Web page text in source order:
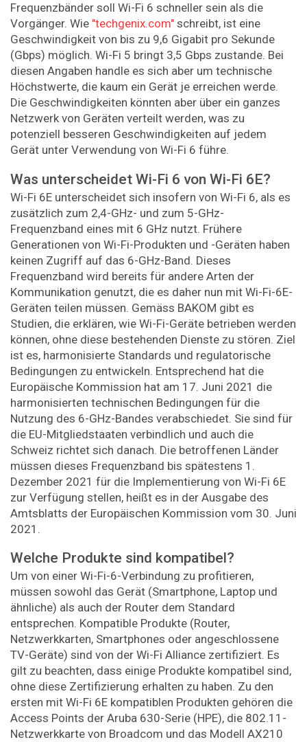
Frequenzbänder soll Wi-Fi 6 schneller sein als die
Vorgänger. Wie "techgenix.com" schreibt, ist eine
Geschwindigkeit von bis zu 9,6 Gigabit pro Sekunde
(Gbps) möglich. Wi-Fi 5 bringt 3,5 Gbps zustande. Bei
diesen Angaben handle es sich aber um technische
Höchstwerte, die kaum ein Gerät je erreichen werde.
Die Geschwindigkeiten könnten aber über ein ganzes
Netzwerk von Geräten verteilt werden, was zu
potenziell besseren Geschwindigkeiten auf jedem
Gerät unter Verwendung von Wi-Fi 6 führe.
Was unterscheidet Wi-Fi 6 von Wi-Fi 6E?
Wi-Fi 6E unterscheidet sich insofern von Wi-Fi 6, als es
zusätzlich zum 2,4-GHz- und zum 5-GHz-
Frequenzband eines mit 6 GHz nutzt. Frühere
Generationen von Wi-Fi-Produkten und -Geräten haben
keinen Zugriff auf das 6-GHz-Band. Dieses
Frequenzband wird bereits für andere Arten der
Kommunikation genutzt, die es daher nun mit Wi-Fi-6E-
Geräten teilen müssen. Gemäss BAKOM gibt es
Studien, die erklären, wie Wi-Fi-Geräte betrieben werden
können, ohne diese bestehenden Dienste zu stören. Ziel
ist es, harmonisierte Standards und regulatorische
Bedingungen zu entwickeln. Entsprechend hat die
Europäische Kommission hat am 17. Juni 2021 die
harmonisierten technischen Bedingungen für die
Nutzung des 6-GHz-Bandes verabschiedet. Sie sind für
die EU-Mitgliedstaaten verbindlich und auch die
Schweiz richtet sich danach. Die betroffenen Länder
müssen dieses Frequenzband bis spätestens 1.
Dezember 2021 für die Implementierung von Wi-Fi 6E
zur Verfügung stellen, heißt es in der Ausgabe des
Amtsblatts der Europäischen Kommission vom 30. Juni
2021.
Welche Produkte sind kompatibel?
Um von einer Wi-Fi-6-Verbindung zu profitieren,
müssen sowohl das Gerät (Smartphone, Laptop und
ähnliche) als auch der Router dem Standard
entsprechen. Kompatible Produkte (Router,
Netzwerkkarten, Smartphones oder angeschlossene
TV-Geräte) sind von der Wi-Fi Alliance zertifiziert. Es
gilt zu beachten, dass einige Produkte kompatibel sind,
ohne diese Zertifizierung erhalten zu haben. Zu den
ersten mit Wi-Fi 6E kompatiblen Produkten gehören die
Access Points der Aruba 630-Serie (HPE), die 802.11-
Netzwerkkarte von Broadcom und das Modell AX210